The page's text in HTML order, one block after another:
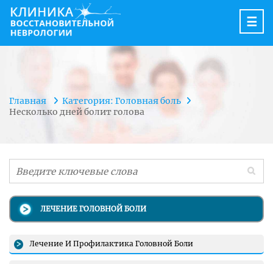
☰
Главная
Категория: Головная боль
Несколько дней болит голова
ЛЕЧЕНИЕ ГОЛОВНОЙ БОЛИ
Лечение И Профилактика Головной Боли